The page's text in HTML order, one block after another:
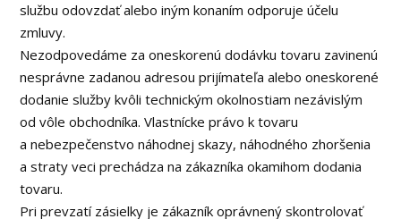
službu odovzdať alebo iným konaním odporuje účelu
zmluvy.
Nezodpovedáme za oneskorenú dodávku tovaru zavinenú
nesprávne zadanou adresou prijímateľa alebo oneskorené
dodanie služby kvôli technickým okolnostiam nezávislým
od vôle obchodníka. Vlastnícke právo k tovaru
a nebezpečenstvo náhodnej skazy, náhodného zhoršenia
a straty veci prechádza na zákazníka okamihom dodania
tovaru.
Pri prevzatí zásielky je zákazník oprávnený skontrolovať